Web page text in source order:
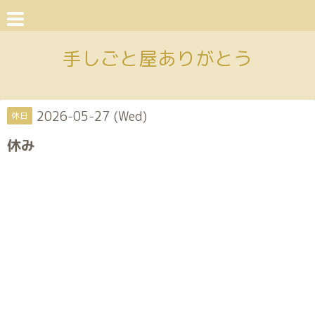
手しごと屋ありがとう
休日 2026-05-27 (Wed)
休み